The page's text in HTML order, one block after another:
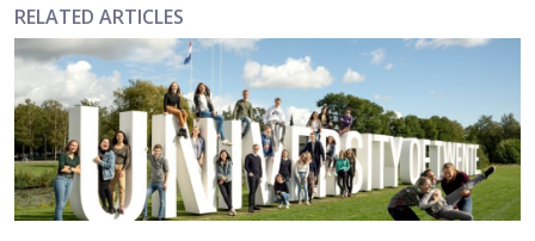
RELATED ARTICLES